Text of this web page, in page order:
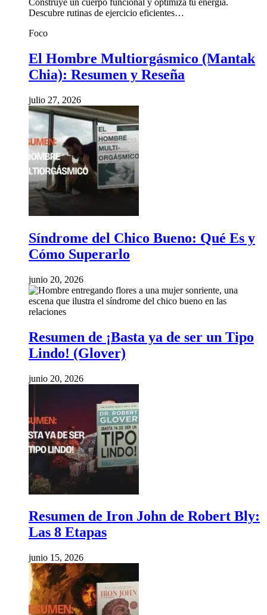
Construye un cuerpo funcional y optimiza tu energía.
Descubre rutinas de ejercicio eficientes…
Foco
El Hombre Multiorgásmico (Mantak
Chia): Resumen y Reseña
julio 27, 2026
Síndrome del Chico Bueno: Qué Es y
Cómo Superarlo
junio 20, 2026
Resumen de ¡Basta ya de ser un Tipo
Lindo! (Glover)
junio 20, 2026
Resumen de Iron John de Robert Bly:
Las 8 Etapas
junio 15, 2026